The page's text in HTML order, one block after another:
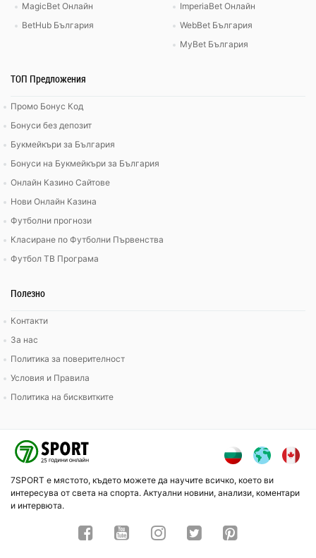
MagicBet Онлайн
BetHub България
ImperiaBet Онлайн
WebBet България
MyBet България
ТОП Предложения
Промо Бонус Код
Бонуси без депозит
Букмейкъри за България
Бонуси на Букмейкъри за България
Онлайн Казино Сайтове
Нови Онлайн Казина
Футболни прогнози
Класиране по Футболни Първенства
Футбол ТВ Програма
Полезно
Контакти
За нас
Политика за поверителност
Условия и Правила
Политика на бисквитките
7SPORT е мястото, където можете да научите всичко, което ви
интересува от света на спорта. Актуални новини, анализи, коментари
и интервюта.